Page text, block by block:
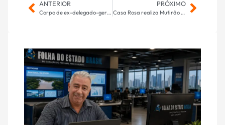
ANTERIOR
Corpo de ex-delegado-geral executado em Praia Grande é velado na Alesp
PRÓXIMO
Casa Rosa realiza Mutirão da Saúde do Homem no Tijuca e participa como parceira do “Todos em Ação” no Jardim Noroeste neste sábado (20)